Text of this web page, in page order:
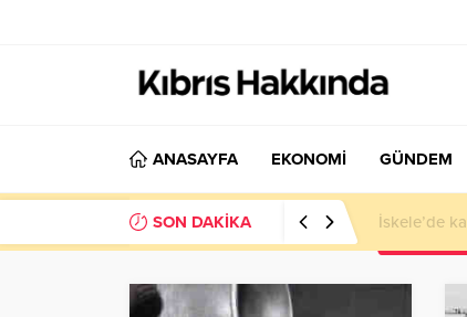
ANASAYFA EKONOMİ GÜNDEM
SON DAKİKA El Nino